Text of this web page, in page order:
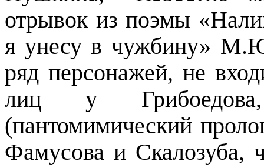
отрывок из поэмы
я унесу в чужбину»
ряд персонажей, не
лиц у
(пантомимический
Фамусова и Скалозуба,